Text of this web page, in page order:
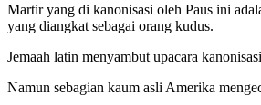
Martir yang di kanonisasi oleh Paus ini
yang diangkat sebagai orang kudus.
Jemaah latin menyambut upacara
Namun sebagian kaum asli Amerika